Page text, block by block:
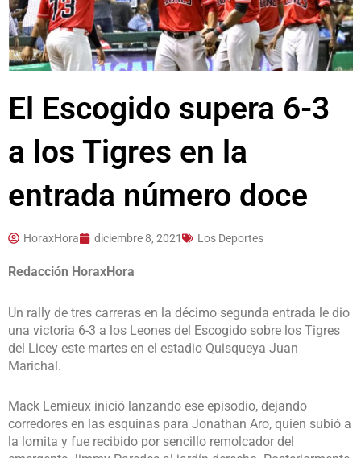
El Escogido supera 6-3
a los Tigres en la
entrada número doce
HoraxHora diciembre 8, 2021 Los Deportes
Redacción HoraxHora
Un rally de tres carreras en la décimo segunda entrada le dio
una victoria 6-3 a los Leones del Escogido sobre los Tigres
del Licey este martes en el estadio Quisqueya Juan
Marichal.
Mack Lemieux inició lanzando ese episodio, dejando
corredores en las esquinas para Jonathan Aro, quien subió a
la lomita y fue recibido por sencillo remolcador del